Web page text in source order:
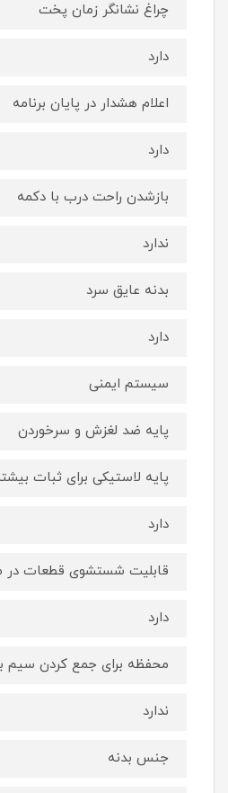
چراغ نشانگر زمان پخت
دارد
اعلام هشدار در پایان برنامه
دارد
بازشدن راحت درب با دکمه
ندارد
بدنه عایق سرد
دارد
سیستم ایمنی
پایه ضد لغزش و سرخوردن
پایه لاستیکی برای ثبات
دارد
قابلیت شستشوی قطعات در
دارد
محفظه برای جمع كردن سیم
ندارد
جنس بدنه